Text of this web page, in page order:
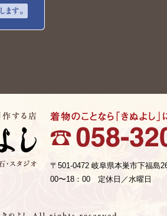
〒501-0472 岐阜県本巣市下福島
00〜18：00 定休日／水曜日